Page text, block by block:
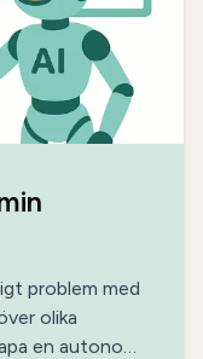
problem med
olika
en autonom